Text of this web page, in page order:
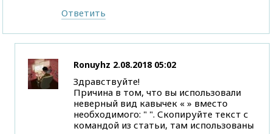
Ответить
Ronuyhz 2.08.2018 05:02
Здравствуйте!
Причина в том, что вы использовали
неверный вид кавычек « » вместо
необходимого: " ". Скопируйте текст с
командой из статьи, там использованы